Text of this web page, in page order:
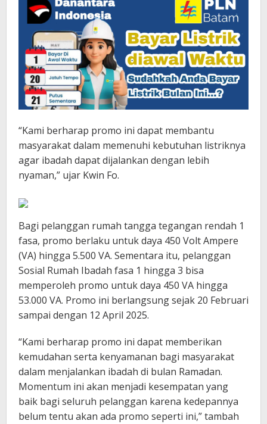
“Kami berharap promo ini dapat membantu
masyarakat dalam memenuhi kebutuhan listriknya
agar ibadah dapat dijalankan dengan lebih
nyaman,” ujar Kwin Fo.
Bagi pelanggan rumah tangga tegangan rendah 1
fasa, promo berlaku untuk daya 450 Volt Ampere
(VA) hingga 5.500 VA. Sementara itu, pelanggan
Sosial Rumah Ibadah fasa 1 hingga 3 bisa
memperoleh promo untuk daya 450 VA hingga
53.000 VA. Promo ini berlangsung sejak 20 Februari
sampai dengan 12 April 2025.
“Kami berharap promo ini dapat memberikan
kemudahan serta kenyamanan bagi masyarakat
dalam menjalankan ibadah di bulan Ramadan.
Momentum ini akan menjadi kesempatan yang
baik bagi seluruh pelanggan karena kedepannya
belum tentu akan ada promo seperti ini,” tambah